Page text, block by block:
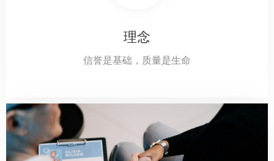
理念
信誉是基础，质量是生命